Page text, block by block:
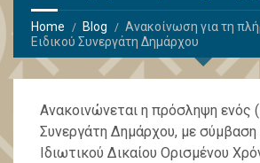
Home Blog
Ανακοίνωση για τη
Ειδικού Συνεργάτη Δημάρχου
Ανακοινώνεται η πρόσληψη ενός
Συνεργάτη Δημάρχου, με σύμβαση
Ιδιωτικού Δικαίου Ορισμένου